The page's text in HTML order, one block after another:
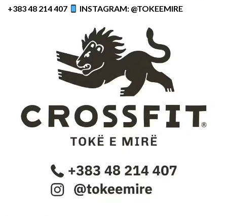
+383 48 214 407
INSTAGRAM: @TOKEEMIRE